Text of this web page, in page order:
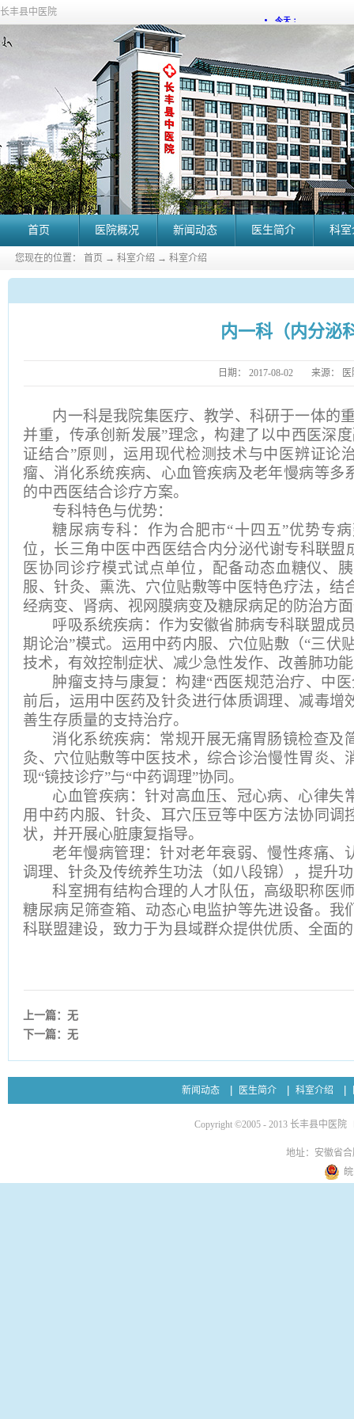
长丰县中医院
首页 医院概况 新闻动态 医生简介 科
您现在的位置： 首页 → 科室介绍 → 科室介绍
内一科（内分泌
日期： 2017-08-02 来源：
内一科是我院集医疗、教学、科研于一体的
并重，传承创新发展”理念，构建了以中西医深
证结合”原则，运用现代检测技术与中医辨证论
瘤、消化系统疾病、心血管疾病及老年慢病等多
的中西医结合诊疗方案。
专科特色与优势：
糖尿病专科：作为合肥市“十四五”优势专
位， 长三角中医中西医结合内分泌代谢专科联盟
医协同诊疗模式试点单位， 配备动态血糖仪、
服、针灸、熏洗、穴位贴敷等中医特色疗法，结
经病变、肾病、视网膜病变及糖尿病足的防治方
呼吸系统疾病：作为安徽省肺病专科联盟成
期论治”模式。运用中药内服、穴位贴敷（“三伏
技术，有效控制症状、减少急性发作、改善肺功
肿瘤支持与康复：构建“西医规范治疗、中
前后，运用中医药及针灸进行体质调理、减毒增
善生存质量的支持治疗。
消化系统疾病：常规开展无痛胃肠镜检查及
灸、穴位贴敷等中医技术，综合诊治慢性胃炎、
现“镜技诊疗”与“中药调理”协同。
心血管疾病：针对高血压、冠心病、心律失
用中药内服、针灸、耳穴压豆等中医方法协同调
状，并开展心脏康复指导。
老年慢病管理：针对老年衰弱、慢性疼痛、
调理、针灸及传统养生功法（如八段锦），提升
科室拥有结构合理的人才队伍，高级职称医师
糖尿病足筛查箱、动态心电监护等先进设备。我
科联盟建设，致力于为县域群众提供优质、全面
上一篇：无
下一篇：无
新闻动态 医生简介 科室介绍
Copyright ©2005 - 2013 长丰县中医院
地址：安徽省